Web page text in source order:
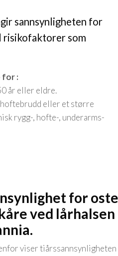
sannsynligheten for
risikofaktorer som
for :
år eller eldre.
eller et større
rygg-, hofte-, underarms-
for
ved
viser